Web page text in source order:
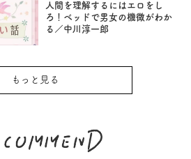
人間を理解するにはエロをし
ろ！ベッドで男女の機微がわか
る／中川淳一郎
もっと見る